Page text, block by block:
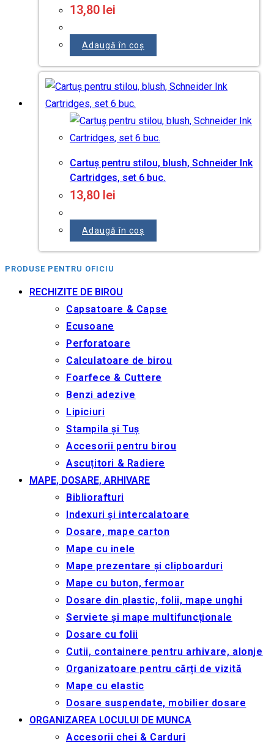
13,80 lei
Adaugă în coș
Cartuș pentru stilou, blush, Schneider Ink
Cartridges, set 6 buc.
13,80 lei
Adaugă în coș
PRODUSE PENTRU OFICIU
RECHIZITE DE BIROU
Capsatoare & Capse
Ecusoane
Perforatoare
Calculatoare de birou
Foarfece & Cuttere
Benzi adezive
Lipiciuri
Stampila și Tuș
Accesorii pentru birou
Ascuțitori & Radiere
MAPE, DOSARE, ARHIVARE
Bibliorafturi
Indexuri și intercalatoare
Dosare, mape carton
Mape cu inele
Mape prezentare și clipboarduri
Mape cu buton, fermoar
Dosare din plastic, folii, mape unghi
Serviete și mape multifuncționale
Dosare cu folii
Cutii, containere pentru arhivare, alonje
Organizatoare pentru cărți de vizită
Mape cu elastic
Dosare suspendate, mobilier dosare
ORGANIZAREA LOCULUI DE MUNCA
Accesorii chei & Сarduri